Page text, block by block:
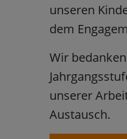
unseren
dem
Wir
unserer
Austausch.